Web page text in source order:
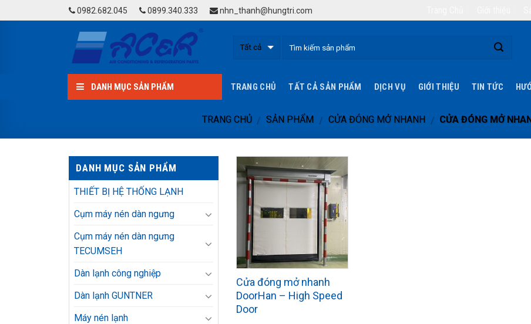
to
0982.682.045 0899.340.333 nhn_thanh@hungtri.com
DANH MỤC SẢN PHẨM TRANG CHỦ TẤT CẢ SẢN PHẨM DỊCH VỤ GIỚI THIỆU TIN TỨC
TRANG CHỦ / SẢN PHẨM / CỬA ĐÓNG MỞ NHANH / CỬA ĐÓNG MỞ
DANH MỤC SẢN PHẨM
THIẾT BỊ HỆ THỐNG LẠNH
Cụm máy nén dàn ngưng
Cụm máy nén dàn ngưng
TECUMSEH
Dàn lạnh công nghiệp
Dàn lạnh GUNTNER
Máy nén lạnh
Cửa đóng mở nhanh
DoorHan – High Speed
Door